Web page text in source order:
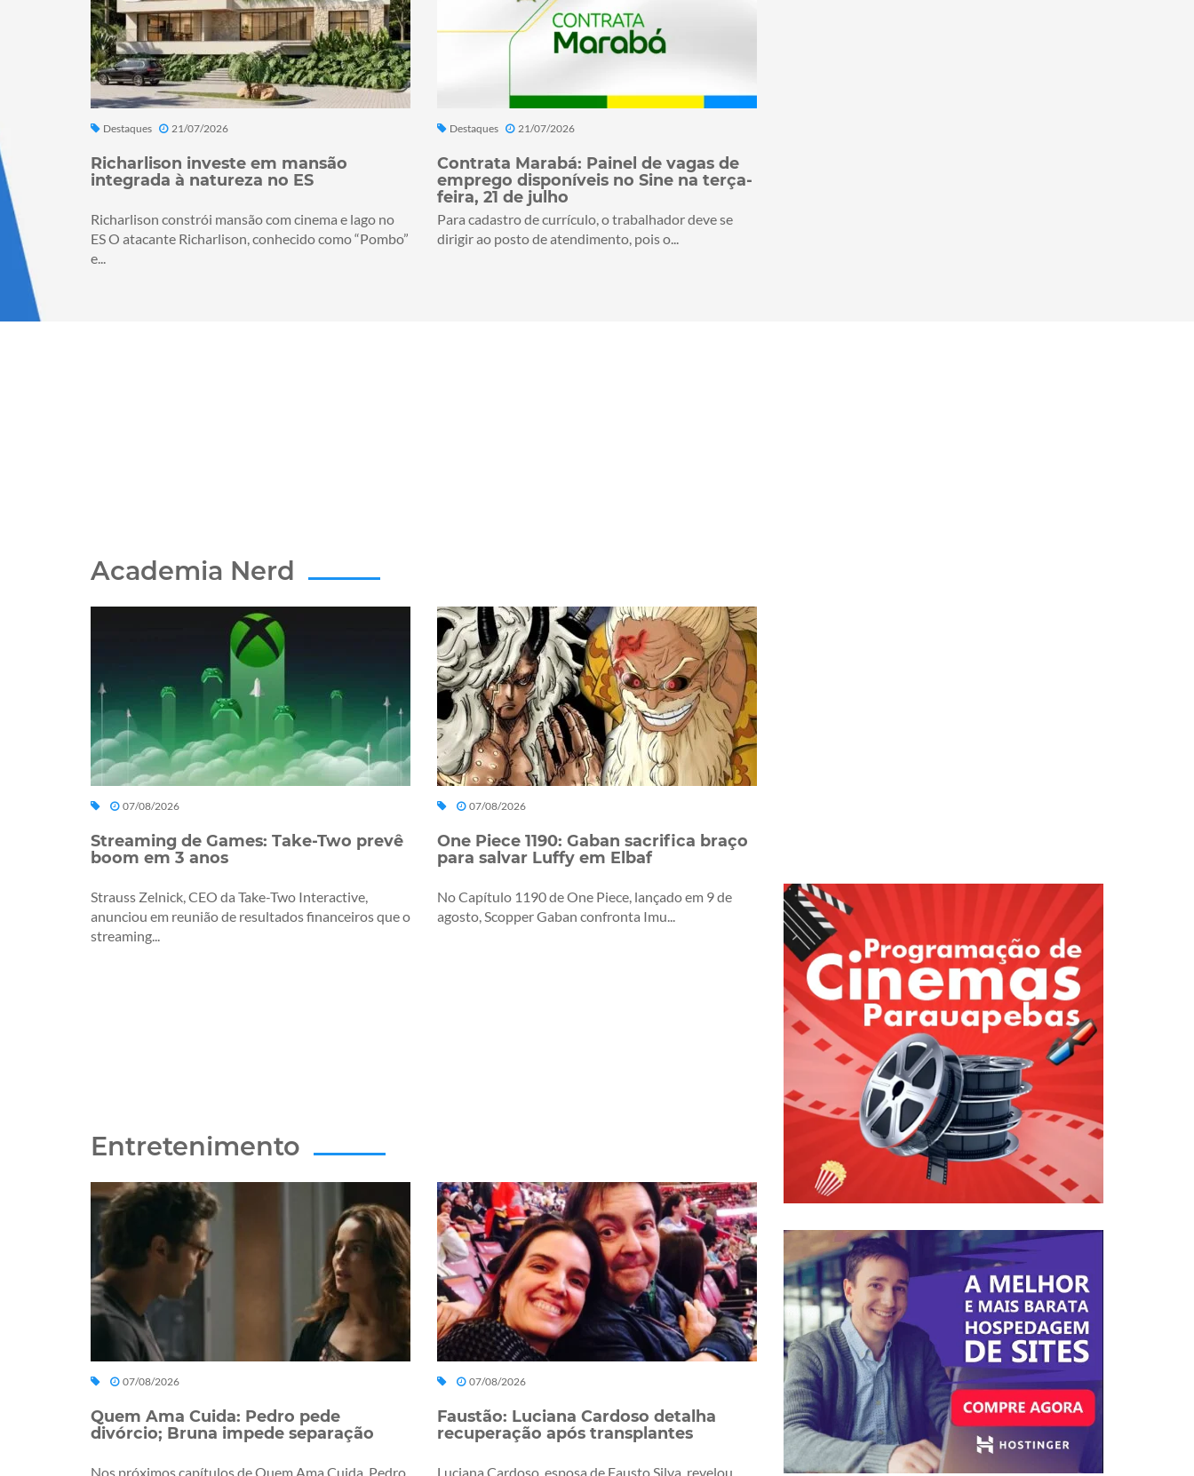
Destaques 21/07/2026
Richarlison investe em mansão
integrada à natureza no ES
Richarlison constrói mansão com cinema e lago no
ES O atacante Richarlison, conhecido como “Pombo”
e...
Destaques 21/07/2026
Contrata Marabá: Painel de vagas de
emprego disponíveis no Sine na terça-
feira, 21 de julho
Para cadastro de currículo, o trabalhador deve se
dirigir ao posto de atendimento, pois o...
Academia Nerd
07/08/2026
Streaming de Games: Take-Two prevê
boom em 3 anos
Strauss Zelnick, CEO da Take-Two Interactive,
anunciou em reunião de resultados financeiros que o
streaming...
07/08/2026
One Piece 1190: Gaban sacrifica braço
para salvar Luffy em Elbaf
No Capítulo 1190 de One Piece, lançado em 9 de
agosto, Scopper Gaban confronta Imu...
Entretenimento
07/08/2026
Quem Ama Cuida: Pedro pede
divórcio; Bruna impede separação
Nos próximos capítulos de Quem Ama Cuida, Pedro
07/08/2026
Faustão: Luciana Cardoso detalha
recuperação após transplantes
Luciana Cardoso, esposa de Fausto Silva, revelou